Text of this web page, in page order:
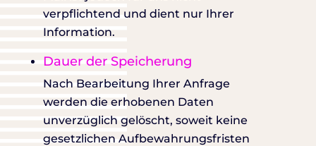
verpflichtend und dient nur Ihrer
Information.
Dauer der Speicherung
Nach Bearbeitung Ihrer Anfrage
werden die erhobenen Daten
unverzüglich gelöscht, soweit keine
gesetzlichen Aufbewahrungsfristen